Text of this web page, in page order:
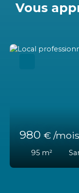
Vous
980 € /
95 m²